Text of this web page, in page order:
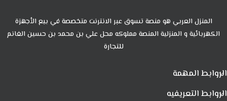
المنزل العربي هو منصة تسوق عبر الانترنت متخصصة في بيع الأجهزة
الكهربائية و المنزلية المنصة مملوكه محل علي بن محمد بن حسين الغانم
للتجارة
الروابط المهمة
الروابط التعريفيه